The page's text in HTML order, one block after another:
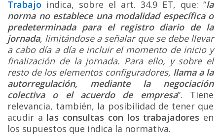
Trabajo indica, sobre el art. 34.9 ET, que: “la
norma no establece una modalidad específica o
predeterminada para el registro diario de la
jornada, limitándose a señalar que se debe llevar
a cabo día a día e incluir el momento de inicio y
finalización de la jornada. Para ello, y sobre el
resto de los elementos configuradores, llama a la
autorregulación, mediante la negociación
colectiva o el acuerdo de empresa”. Tiene
relevancia, también, la posibilidad de tener que
acudir a las consultas con los trabajadores en
los supuestos que indica la normativa.